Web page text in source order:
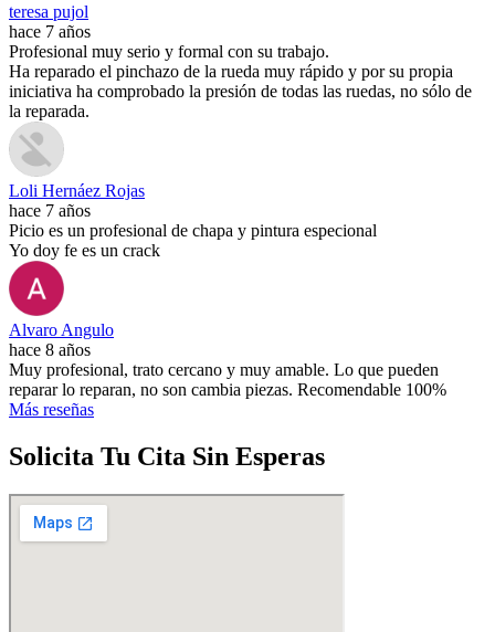
teresa pujol
hace 7 años
Profesional muy serio y formal con su trabajo.
Ha reparado el pinchazo de la rueda muy rápido y por su propia
iniciativa ha comprobado la presión de todas las ruedas, no sólo de
la reparada.
Loli Hernáez Rojas
hace 7 años
Picio es un profesional de chapa y pintura especional
Yo doy fe es un crack
Alvaro Angulo
hace 8 años
Muy profesional, trato cercano y muy amable. Lo que pueden
reparar lo reparan, no son cambia piezas. Recomendable 100%
Más reseñas
Solicita Tu Cita Sin Esperas